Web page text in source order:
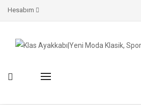
Hesabım